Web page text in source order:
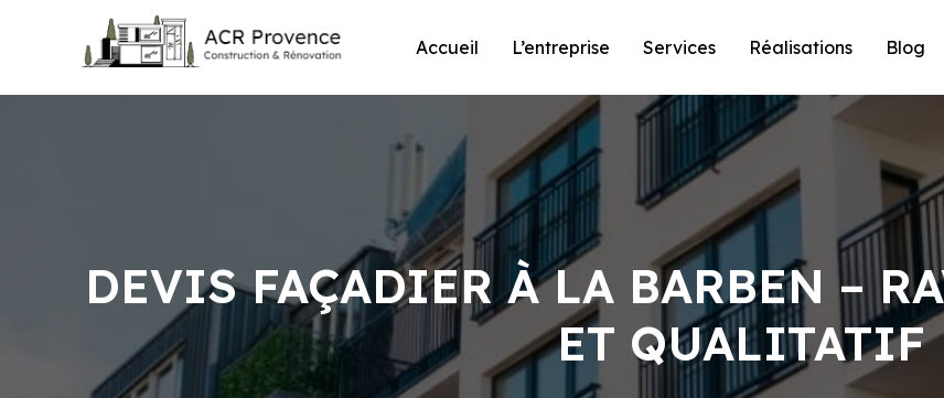
Accueil L’entreprise Services Réalisations Blog
DEVIS FAÇADIER À LA BARBEN –
ET QUALITATIF